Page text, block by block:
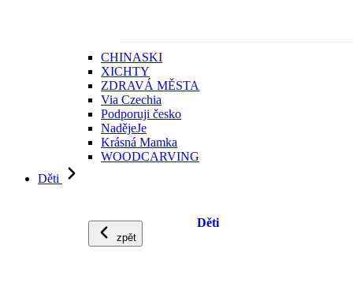
CHINASKI
XICHTY
ZDRAVÁ MĚSTA
Via Czechia
Podporuji česko
NadějeJe
Krásná Mamka
WOODCARVING
Děti
zpět
Děti